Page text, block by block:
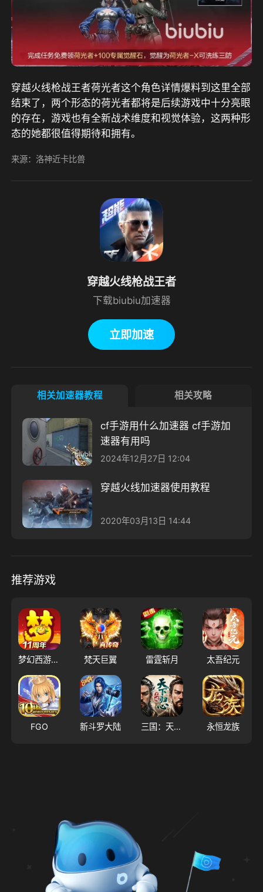
穿越火线枪战王者荷光者这个角色详情爆料到这里全部
结束了，两个形态的荷光者都将是后续游戏中十分亮眼
的存在，游戏也有全新战术维度和视觉体验，这两种形
态的她都很值得期待和拥有。
来源：洛神近卡比兽
穿越火线枪战王者
下载biubiu加速器
立即加速
相关加速器教程 相关攻略
cf手游用什么加速器 cf手游加
速器有用吗
2024年12月27日 12:04
穿越火线加速器使用教程
2020年03月13日 14:44
推荐游戏
梦幻西游（大陆服） 梵天巨翼 雷霆斩月 太吾纪元
FGO 新斗罗大陆 三国：天下归心 永恒龙族